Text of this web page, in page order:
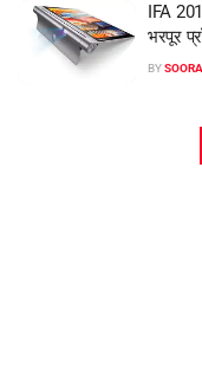
IFA
भरपूर
BY